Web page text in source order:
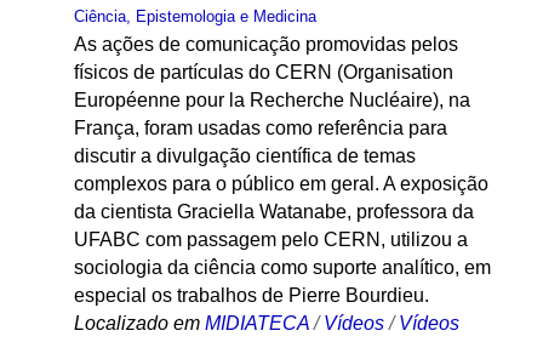
Ciência, Epistemologia e Medicina
As ações de comunicação promovidas pelos
físicos de partículas do CERN (Organisation
Européenne pour la Recherche Nucléaire), na
França, foram usadas como referência para
discutir a divulgação científica de temas
complexos para o público em geral. A exposição
da cientista Graciella Watanabe, professora da
UFABC com passagem pelo CERN, utilizou a
sociologia da ciência como suporte analítico, em
especial os trabalhos de Pierre Bourdieu.
Localizado em MIDIATECA /Vídeos /Vídeos